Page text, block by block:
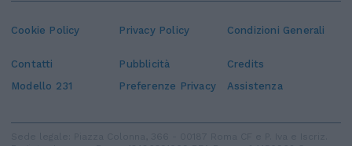
Cookie Policy Privacy Policy Condizioni Generali
Contatti Pubblicità
Credits
Modello 231
Preferenze Privacy Assistenza